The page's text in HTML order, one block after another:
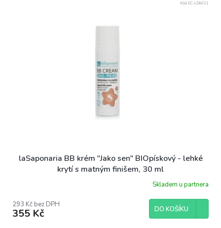
laSaponaria BB krém "Jako sen" BIOpískový - lehké
krytí s matným finišem, 30 ml
Skladem u partnera
293 Kč bez DPH
355 Kč DO KOŠÍKU
Kód: EC-LSA031